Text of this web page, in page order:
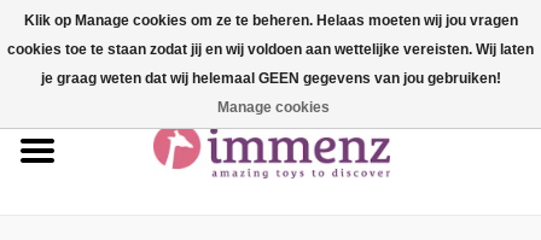
NIEUW in ons assortiment!
Klik op Manage cookies om ze te beheren. Helaas moeten wij jou vragen
cookies toe te staan zodat jij en wij voldoen aan wettelijke vereisten. Wij laten
je graag weten dat wij helemaal GEEN gegevens van jou gebruiken!
Manage cookies